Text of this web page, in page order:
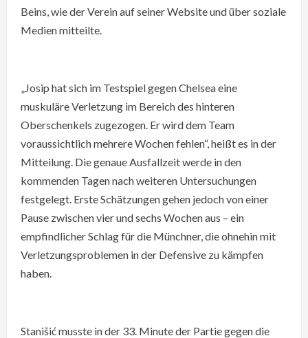
Beins, wie der Verein auf seiner Website und über soziale
Medien mitteilte.
„Josip hat sich im Testspiel gegen Chelsea eine
muskuläre Verletzung im Bereich des hinteren
Oberschenkels zugezogen. Er wird dem Team
voraussichtlich mehrere Wochen fehlen“, heißt es in der
Mitteilung. Die genaue Ausfallzeit werde in den
kommenden Tagen nach weiteren Untersuchungen
festgelegt. Erste Schätzungen gehen jedoch von einer
Pause zwischen vier und sechs Wochen aus – ein
empfindlicher Schlag für die Münchner, die ohnehin mit
Verletzungsproblemen in der Defensive zu kämpfen
haben.
Stanišić musste in der 33. Minute der Partie gegen die